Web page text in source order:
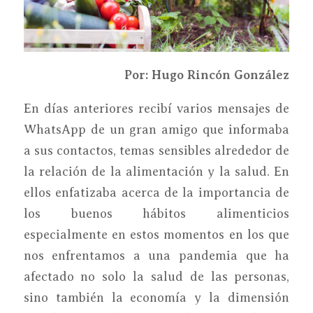
Por: Hugo Rincón González
En días anteriores recibí varios mensajes de
WhatsApp de un gran amigo que informaba
a sus contactos, temas sensibles alrededor de
la relación de la alimentación y la salud. En
ellos enfatizaba acerca de la importancia de
los buenos hábitos alimenticios
especialmente en estos momentos en los que
nos enfrentamos a una pandemia que ha
afectado no solo la salud de las personas,
sino también la economía y la dimensión